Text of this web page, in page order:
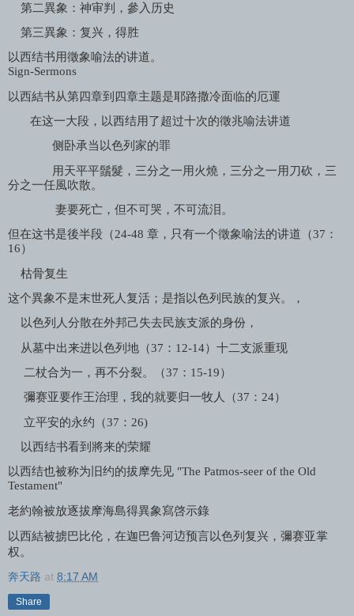
第二異象：神审判，參入历史
第三異象：复兴，得胜
以西结书用徵象喻法的讲道。
Sign-Sermons
以西結书从第四章到四章主题是耶路撒冷面临的厄運
在这一大段，以西结用了超过十次的徵兆喻法讲道
侧卧承当以色列家的罪
用天平平鬚髮，三分之一用火燒，三分之一用刀砍，三
分之一任風吹散。
妻要死亡，但不可哭，不可流泪。
但在这书是後半段（24-48 章，只有一个徵象喻法的讲道（37 ：
16）
枯骨复生
这个異象不是末世死人复活；是指以色列民族的复兴。，
以色列人分散在外邦己失去民族支派的身份，
从墓中出来进以色列地（37 ： 12-14）十二支派重现
二杖合为一，再不分裂。（37 ： 15-19）
彌赛亚要作王治理，我的就要归一牧人（37 ： 24）
立平安的永约（37 ： 26)
以西结书看到將来的荣耀
以西结也被称为旧约的拔摩先见 "The Patmos-seer of the Old
Testament"
老約翰被放逐拔摩海島得異象寫啓示錄
以西結被掳巴比伦，在迦巴鲁河䢍预言以色列复兴，彌赛亚掌
权。
奔天路 at 8:17 AM
Share